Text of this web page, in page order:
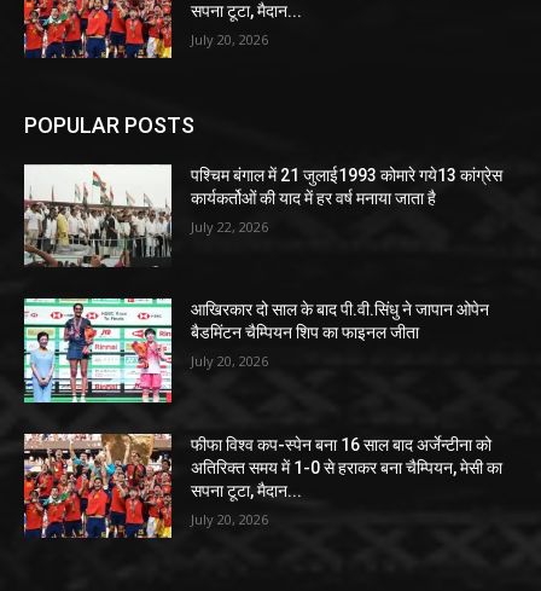
सपना टूटा, मैदान...
July 20, 2026
POPULAR POSTS
पश्चिम बंगाल में 21 जुलाई1993 कोमारे गये13 कांग्रेस
कार्यकर्तोओं की याद में हर वर्ष मनाया जाता है
July 22, 2026
आखिरकार दो साल के बाद पी.वी.सिंधु ने जापान ओपेन
बैडमिंटन चैम्पियन शिप का फाइनल जीता
July 20, 2026
फीफा विश्व कप-स्पेन बना 16 साल बाद अर्जेन्टीना को
अतिरिक्त समय में 1-0 से हराकर बना चैम्पियन, मेसी का
सपना टूटा, मैदान...
July 20, 2026